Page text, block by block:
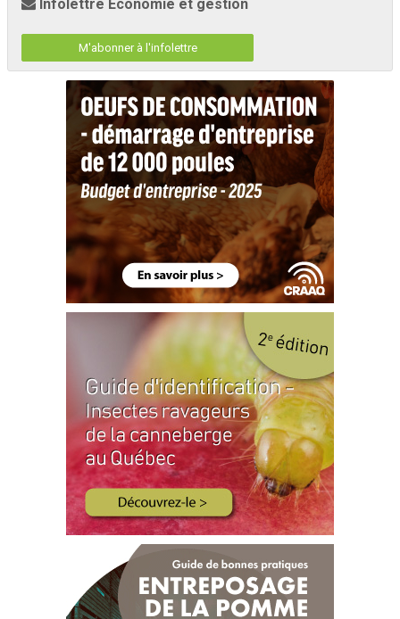
Infolettre Économie et gestion
M'abonner à l'infolettre